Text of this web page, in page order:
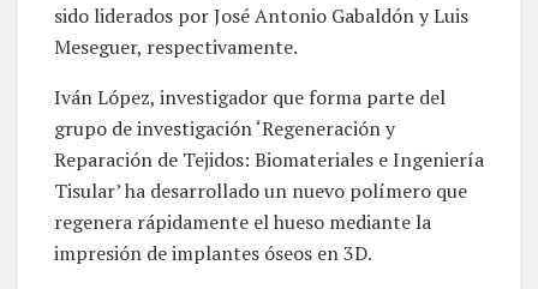
sido liderados por José Antonio Gabaldón y Luis
Meseguer, respectivamente.
Iván López, investigador que forma parte del
grupo de investigación ‘Regeneración y
Reparación de Tejidos: Biomateriales e Ingeniería
Tisular’ ha desarrollado un nuevo polímero que
regenera rápidamente el hueso mediante la
impresión de implantes óseos en 3D.